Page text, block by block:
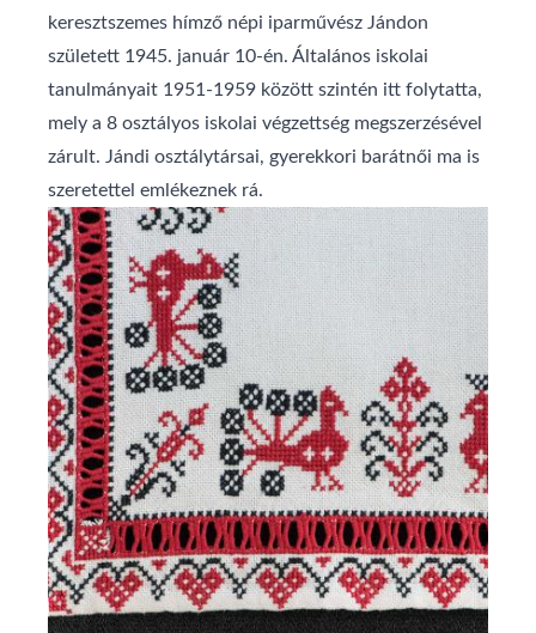
keresztszemes hímző népi iparművész Jándon
született 1945. január 10-én. Általános iskolai
tanulmányait 1951-1959 között szintén itt folytatta,
mely a 8 osztályos iskolai végzettség megszerzésével
zárult. Jándi osztálytársai, gyerekkori barátnői ma is
szeretettel emlékeznek rá.